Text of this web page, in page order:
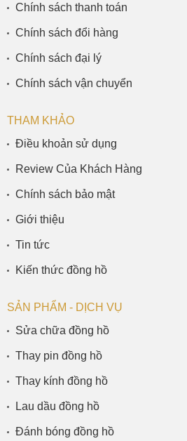
Chính sách thanh toán
Chính sách đổi hàng
Chính sách đại lý
Chính sách vận chuyển
THAM KHẢO
Điều khoản sử dụng
Review Của Khách Hàng
Chính sách bảo mật
Giới thiệu
Tin tức
Kiến thức đồng hồ
SẢN PHẨM - DỊCH VỤ
Sửa chữa đồng hồ
Thay pin đồng hồ
Thay kính đồng hồ
Lau dầu đồng hồ
Đánh bóng đồng hồ